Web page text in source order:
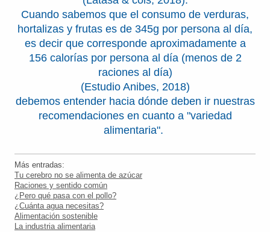
Cuando sabemos que el consumo de verduras,
hortalizas y frutas es de 345g por persona al día,
es decir que corresponde aproximadamente a
156 calorías por persona al día (menos de 2
raciones al día)
(Estudio Anibes, 2018)
debemos entender hacia dónde deben ir nuestras
recomendaciones en cuanto a "variedad
alimentaria".
Más entradas:
Tu cerebro no se alimenta de azúcar
Raciones y sentido común
¿Pero qué pasa con el pollo?
¿Cuánta agua necesitas?
Alimentación sostenible
La industria alimentaria